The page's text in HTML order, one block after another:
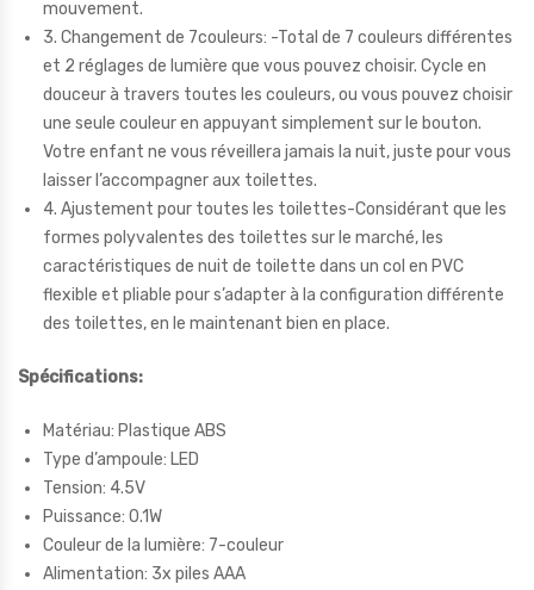
mouvement.
3. Changement de 7couleurs: -Total de 7 couleurs différentes
et 2 réglages de lumière que vous pouvez choisir. Cycle en
douceur à travers toutes les couleurs, ou vous pouvez choisir
une seule couleur en appuyant simplement sur le bouton.
Votre enfant ne vous réveillera jamais la nuit, juste pour vous
laisser l’accompagner aux toilettes.
4. Ajustement pour toutes les toilettes-Considérant que les
formes polyvalentes des toilettes sur le marché, les
caractéristiques de nuit de toilette dans un col en PVC
flexible et pliable pour s’adapter à la configuration différente
des toilettes, en le maintenant bien en place.
Spécifications:
Matériau: Plastique ABS
Type d’ampoule: LED
Tension: 4.5V
Puissance: 0.1W
Couleur de la lumière: 7-couleur
Alimentation: 3x piles AAA